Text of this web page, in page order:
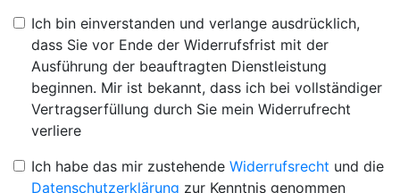
Ich bin einverstanden und verlange ausdrücklich,
dass Sie vor Ende der Widerrufsfrist mit der
Ausführung der beauftragten Dienstleistung
beginnen. Mir ist bekannt, dass ich bei vollständiger
Vertragserfüllung durch Sie mein Widerrufrecht
verliere
Ich habe das mir zustehende Widerrufsrecht und die
Datenschutzerklärung zur Kenntnis genommen